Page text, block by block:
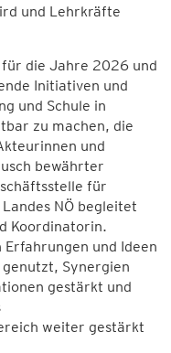
und Lehrkräfte
für die Jahre 2026 und
Initiativen und
und Schule in
zu machen, die
und
bewährter
für
NÖ begleitet
Koordinatorin.
und Ideen
Synergien
gestärkt und
weiter gestärkt